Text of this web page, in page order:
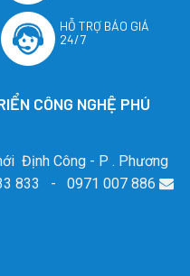
HỖ TRỢ BÁO GIÁ
24/7
CÔNG NGHỆ PHÚ
Định Công - P . Phương
833 - 0971 007 886